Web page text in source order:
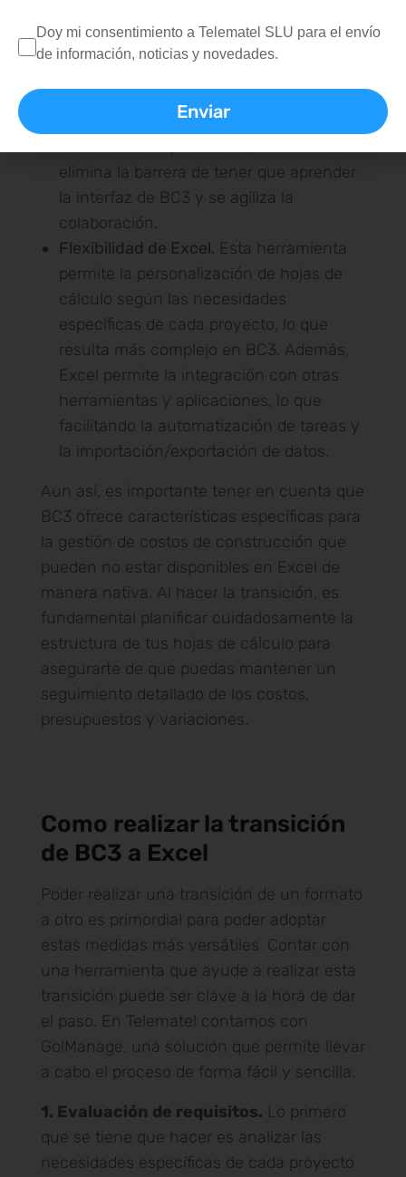
gran nivel de competencia con Excel.
proyectos e intercambiar información.
elimina la barrera de tener que aprender
la interfaz de BC3 y se agiliza la
colaboración.
Flexibilidad de Excel. Esta herramienta
permite la personalización de hojas de
cálculo según las necesidades
específicas de cada proyecto, lo que
resulta más complejo en BC3. Además,
Excel permite la integración con otras
herramientas y aplicaciones, lo que
facilitando la automatización de tareas y
la importación/exportación de datos.
Aun así, es importante tener en cuenta que
BC3 ofrece características específicas para
la gestión de costos de construcción que
pueden no estar disponibles en Excel de
manera nativa. Al hacer la transición, es
fundamental planificar cuidadosamente la
estructura de tus hojas de cálculo para
asegurarte de que puedas mantener un
seguimiento detallado de los costos,
presupuestos y variaciones.
Como realizar la transición
de BC3 a Excel
Poder realizar una transición de un formato
a otro es primordial para poder adoptar
estas medidas más versátiles. Contar con
una herramienta que ayude a realizar esta
transición puede ser clave a la hora de dar
el paso. En Telematel contamos con
Go!Manage, una solución que permite llevar
a cabo el proceso de forma fácil y sencilla.
1. Evaluación de requisitos. Lo primero
que se tiene que hacer es analizar las
necesidades específicas de cada proyecto
Doy mi consentimiento a Telematel SLU para el envío
de información, noticias y novedades.